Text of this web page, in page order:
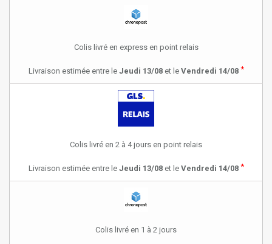
Colis livré en express en point relais
Livraison estimée entre le Jeudi 13/08et le Vendredi 14/08 *
Colis livré en 2 à 4 jours en point relais
Livraison estimée entre le Jeudi 13/08et le Vendredi 14/08 *
Colis livré en 1 à 2 jours